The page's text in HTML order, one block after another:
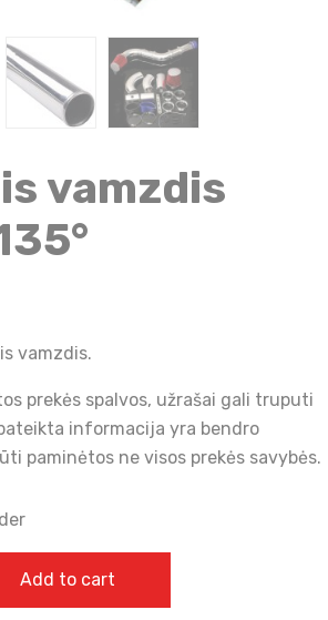
vamzdis
vamzdis.
prekės spalvos, užrašai gali truputi
informacija yra bendro
paminėtos ne visos prekės savybės.
Add to cart